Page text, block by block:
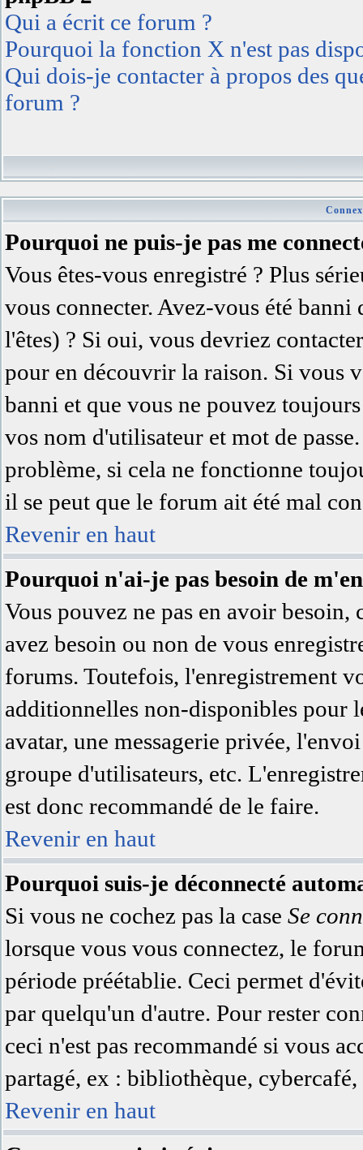
Qui a écrit ce forum ?
Pourquoi la fonction X n'est pas
Qui dois-je contacter à propos des
forum ?
Pourquoi ne puis-je pas me
Vous êtes-vous enregistré ? Plus
vous connecter. Avez-vous été
l'êtes) ? Si oui, vous devriez
pour en découvrir la raison. Si vous
banni et que vous ne pouvez
vos nom d'utilisateur et mot de
problème, si cela ne fonctionne
il se peut que le forum ait été mal
Revenir en haut
Pourquoi n'ai-je pas besoin de
Vous pouvez ne pas en avoir
avez besoin ou non de vous
forums. Toutefois, l'enregistrement
additionnelles non-disponibles pour
avatar, une messagerie privée,
groupe d'utilisateurs, etc.
est donc recommandé de le faire.
Revenir en haut
Pourquoi suis-je déconnecté
Si vous ne cochez pas la case Se
lorsque vous vous connectez, le
période préétablie. Ceci permet
par quelqu'un d'autre. Pour rester
ceci n'est pas recommandé si vous
partagé, ex : bibliothèque,
Revenir en haut